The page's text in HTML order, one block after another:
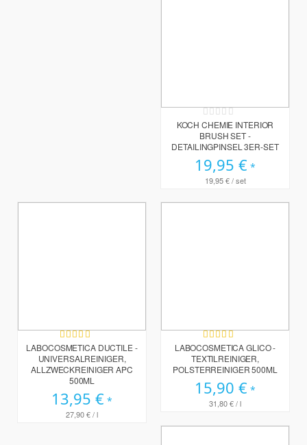
Rating:
0%
KOCH CHEMIE INTERIOR
BRUSH SET -
DETAILINGPINSEL 3ER-SET
19,95 €
19,95 €/ set
Bewertung:
100%
LABOCOSMETICA DUCTILE -
UNIVERSALREINIGER,
ALLZWECKREINIGER APC
500ML
13,95 €
27,90 €/ l
Bewertung:
100%
LABOCOSMETICA GLICO -
TEXTILREINIGER,
POLSTERREINIGER 500ML
15,90 €
31,80 €/ l